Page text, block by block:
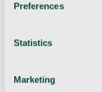
Preferences
Statistics
Marketing